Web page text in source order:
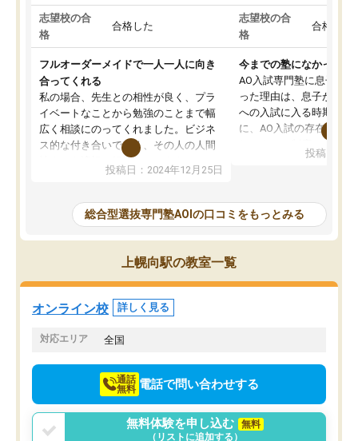
志望校の合
格
合格した
フルオーダーメイドで一人一人に向き
合ってくれる
私の場合、先生との相性が良く、プラ
イベートなことから勉強のことまで幅
広く相談にのってくれました。ビジネ
ス的な付き合いでなく、その人の人間
性までを適切に把握し、むきあってい
るなぁと強く感じることできました。
と相談すると、他の先生も紹介してく
ださり、客観的なアドバイスもいただ
くことができました（志望理由・自己
PR等の添削において）。そして、なに
より自習室が解放されている点がよか
ったです。友達と好きな時間に自習
し、お互いを高めあえる環境がありま
投稿日：2024年12月25日
志望校の合
格
合格した
今までの塾になかった
AO入試専門塾に息子を
った理由は、息子が高校
への入試に入る時期に差
に、AO入試の存在を息
たことから、AOIに入塾
で、AO入試を改めて知
それに対しての具体的な
ことでした。更に子供の
けてらっしゃいますので
投稿日：
総合型選抜専門塾AOIの口コミをもっとみる
上幌向駅の教室一覧
オンライン校 詳しく見る
対応エリア 全国
通話
無料 電話で問い合わせする
無料体験を申し込む
無料
（リストに追加する）